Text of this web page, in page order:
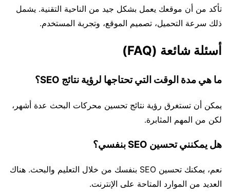
تأكد من أن موقعك يعمل بشكل جيد من الناحية التقنية. يشمل
ذلك سرعة التحميل، تصميم الموقع، وتجربة المستخدم.
أسئلة شائعة (FAQ)
ما هي مدة الوقت التي تحتاجها لرؤية نتائج SEO؟
يمكن أن تستغرق رؤية نتائج تحسين محركات البحث عدة أشهر،
لكن من المهم المثابرة.
هل يمكنني تحسين SEO بنفسي؟
نعم، يمكنك تحسين SEO بنفسك من خلال التعليم والبحث. هناك
العديد من الموارد المتاحة على الإنترنت.